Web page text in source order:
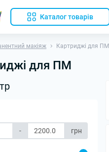
Каталог товарів
макіяж Картриджі для ПМ
для ПМ
- грн